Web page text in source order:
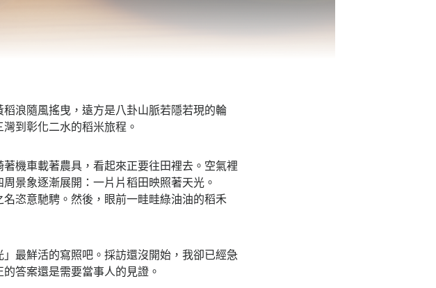
浪隨風搖曳，遠方是八卦山脈若隱若現的輪
到彰化二水的稻米旅程。
機車載著農具，看起來正要往田裡去。空氣裡
景象逐漸展開：一片片稻田映照著天光。
恣意馳騁。然後，眼前一畦畦綠油油的稻禾
最鮮活的寫照吧。採訪還沒開始，我卻已經急
答案還是需要當事人的見證。